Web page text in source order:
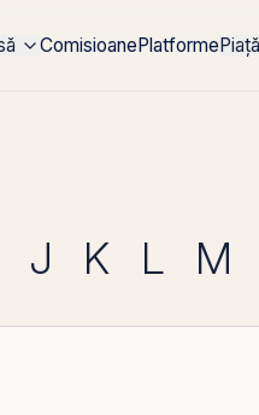
ComisioanePlatforme
J K L M